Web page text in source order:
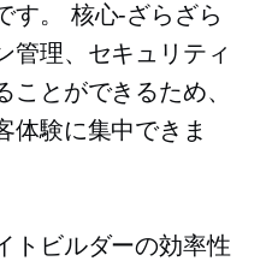
す。 核心-ざらざら
管理、セキュリティ
とができるため、
体験に集中できま
トビルダーの効率性